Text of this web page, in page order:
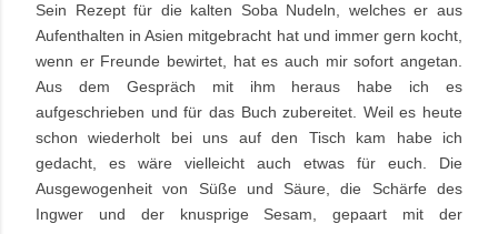
Sein Rezept für die kalten Soba Nudeln, welches er aus
Aufenthalten in Asien mitgebracht hat und immer gern kocht,
wenn er Freunde bewirtet, hat es auch mir sofort angetan.
Aus dem Gespräch mit ihm heraus habe ich es
aufgeschrieben und für das Buch zubereitet. Weil es heute
schon wiederholt bei uns auf den Tisch kam habe ich
gedacht, es wäre vielleicht auch etwas für euch. Die
Ausgewogenheit von Süße und Säure, die Schärfe des
Ingwer und der knusprige Sesam, gepaart mit der